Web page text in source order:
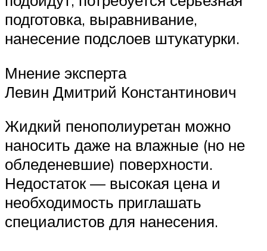
подготовка, выравнивание,
нанесение подслоев штукатурки.
Мнение эксперта
Левин Дмитрий Константинович
Жидкий пенополиуретан можно
наносить даже на влажные (но не
обледеневшие) поверхности.
Недостаток — высокая цена и
необходимость приглашать
специалистов для нанесения.